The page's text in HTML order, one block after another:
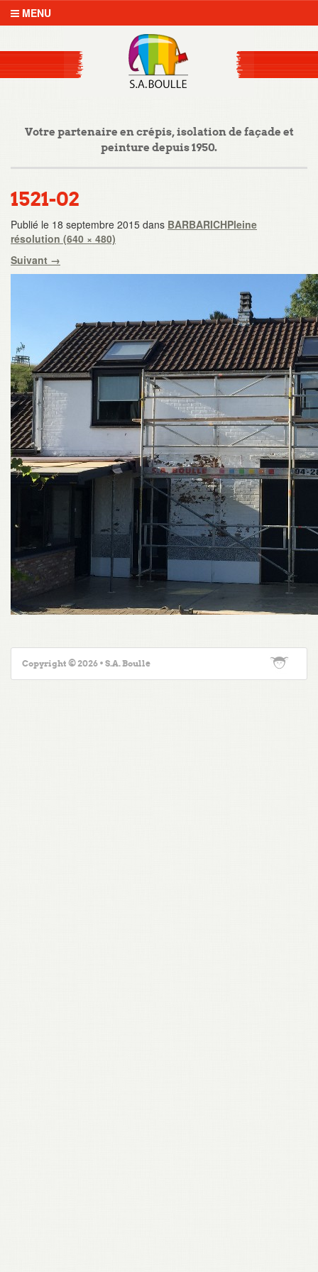
MENU
Votre partenaire en crépis, isolation de façade et
peinture depuis 1950.
1521-02
Publié le 18 septembre 2015 dans BARBARICHPleine
résolution (640 × 480)
Suivant →
Copyright © 2026 • S.A. Boulle